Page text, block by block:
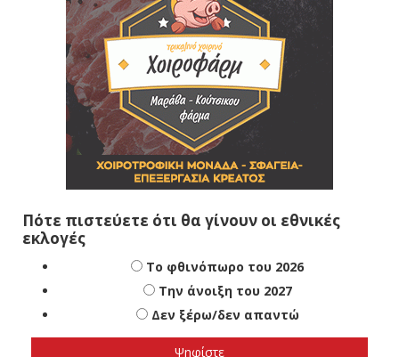
Πότε πιστεύετε ότι θα γίνουν οι εθνικές
εκλογές
Το φθινόπωρο του 2026